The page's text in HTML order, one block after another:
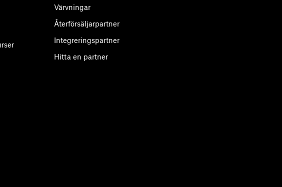
Värvningar
Återförsäljarpartner
Integreringspartner
Hitta en partner